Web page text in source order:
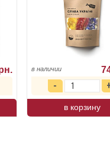
в наличии
в корзину